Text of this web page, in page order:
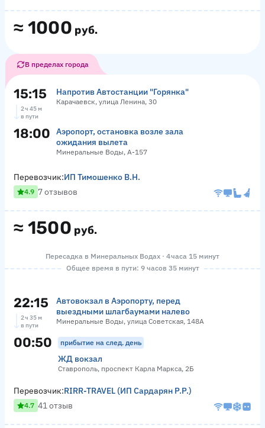
≈ 1000 руб.
В пределах города
15:15 Напротив Автостанции "Горянка"
Карачаевск, улица Ленина, 30
2 ч 45 м
в пути
18:00
Аэропорт, остановка возле зала
ожидания вылета
Минеральные Воды, А-157
≈ 1500 руб.
Перевозчик:ИП Тимошенко В.Н.
4.9 7 отзывов
Пересадка в Минеральных Водах · 4 часа 15 минут
Общее время в пути: 9 часов 35 минут
22:15
Автовокзал в Аэропорту, перед
выездными шлагбаумами налево
Минеральные Воды, улица Советская, 148А
2 ч 35 м
в пути
00:50 прибытие на след. день
ЖД вокзал
Ставрополь, проспект Карла Маркса, 2Б
Перевозчик:RIRR-TRAVEL (ИП Сардарян Р.Р.)
4.7 41 отзыв